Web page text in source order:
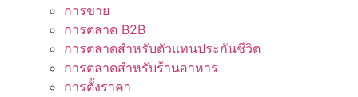
การขาย
การตลาด B2B
การตลาดสำหรับตัวแทนประกันชีวิต
การตลาดสำหรับร้านอาหาร
การตั้งราคา